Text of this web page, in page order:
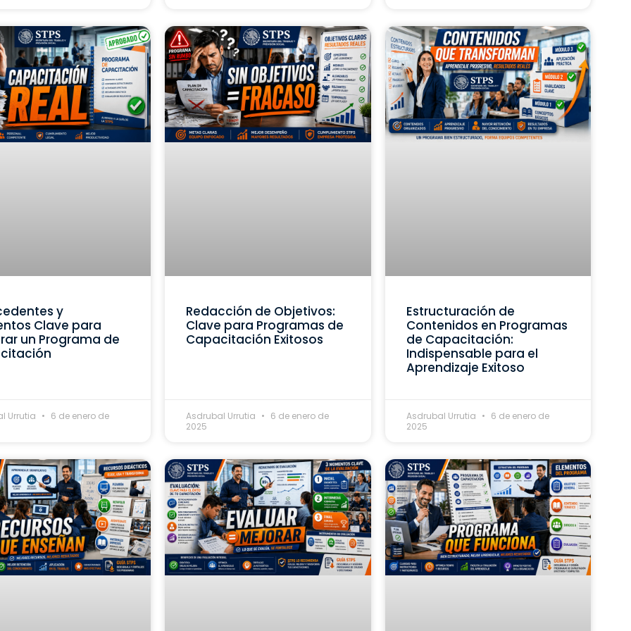
y
Clave para
un Programa de
Urrutia 6 de enero de
Redacción de Objetivos:
Clave para Programas de
Capacitación Exitosos
Asdrubal Urrutia
6 de enero de
2025
Estructuración de
Contenidos en Programas
de Capacitación:
Indispensable para el
Aprendizaje Exitoso
Asdrubal Urrutia
6 de enero de
2025